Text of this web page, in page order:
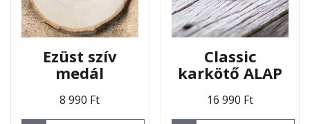
Ezüst szív
medál
8 990 Ft
Classic
karkötő ALAP
16 990 Ft